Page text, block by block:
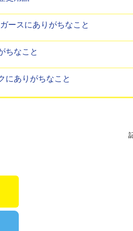
ースにありがちなこと
ちなこと
にありがちなこと